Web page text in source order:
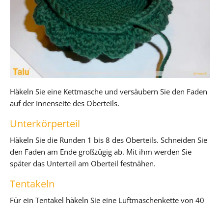
Häkeln Sie eine Kettmasche und versäubern Sie den Faden
auf der Innenseite des Oberteils.
Unterkörperteil
Häkeln Sie die Runden 1 bis 8 des Oberteils. Schneiden Sie
den Faden am Ende großzügig ab. Mit ihm werden Sie
später das Unterteil am Oberteil festnähen.
Tentakeln
Für ein Tentakel häkeln Sie eine Luftmaschenkette von 40